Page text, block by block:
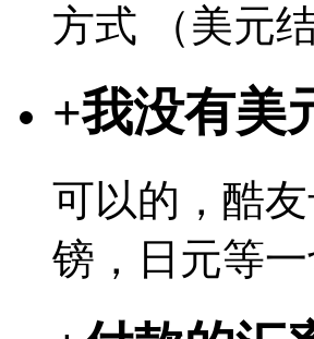
方式 （美元
+我没有美
可以的，酷
镑，日元等